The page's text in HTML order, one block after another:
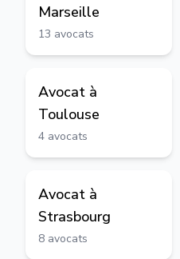
Marseille
13 avocats
Avocat à
Toulouse
4 avocats
Avocat à
Strasbourg
8 avocats